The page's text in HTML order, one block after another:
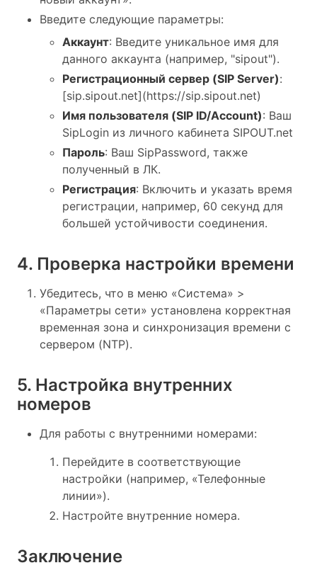
Введите следующие параметры:
Аккаунт: Введите уникальное имя для
данного аккаунта (например, "sipout").
Регистрационный сервер (SIP Server):
[sip.sipout.net](https://sip.sipout.net)
Имя пользователя (SIP ID/Account): Ваш
SipLogin из личного кабинета SIPOUT.net
Пароль: Ваш SipPassword, также
полученный в ЛК.
Регистрация: Включить и указать время
регистрации, например, 60 секунд для
большей устойчивости соединения.
4. Проверка настройки времени
Убедитесь, что в меню «Система» >
«Параметры сети» установлена корректная
временная зона и синхронизация времени с
сервером (NTP).
5. Настройка внутренних
номеров
Для работы с внутренними номерами:
Перейдите в соответствующие
настройки (например, «Телефонные
линии»).
Настройте внутренние номера.
Заключение